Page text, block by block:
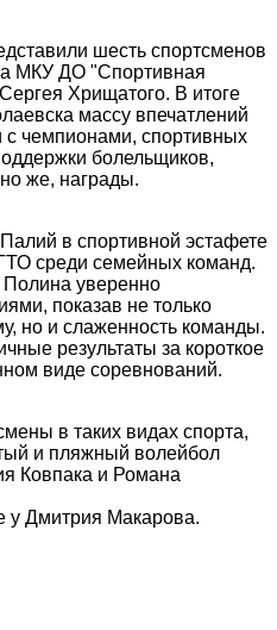
шесть спортсменов
МКУ ДО "Спортивная
Хрищатого. В итоге
массу впечатлений
с чемпионами, спортивных
болельщиков,
же, награды.
в спортивной эстафете
среди семейных команд.
Полина уверенно
показав не только
но и слаженность команды.
результаты за короткое
виде соревнований.
в таких видах спорта,
и пляжный волейбол
Ковпака и Романа
у Дмитрия Макарова.